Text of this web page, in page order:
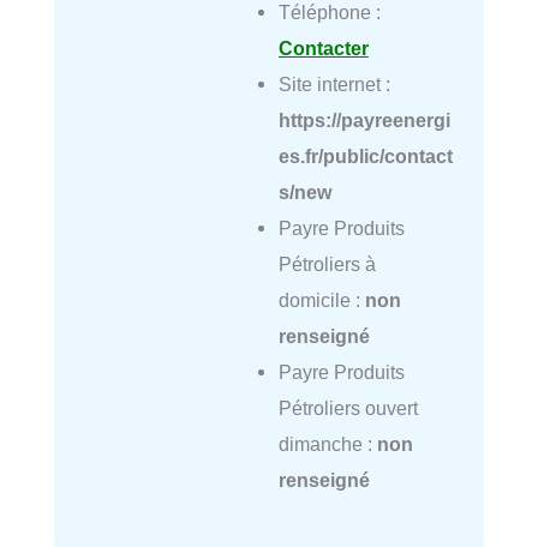
Téléphone :
Contacter
Site internet :
https://payreenergi
es.fr/public/contact
s/new
Payre Produits
Pétroliers à
domicile : non
renseigné
Payre Produits
Pétroliers ouvert
dimanche : non
renseigné